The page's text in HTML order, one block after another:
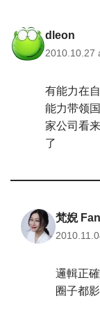
dleon
2010.10.27
有能力在
能力带领
家公司看
了
梵婗
邏輯正
圈子都